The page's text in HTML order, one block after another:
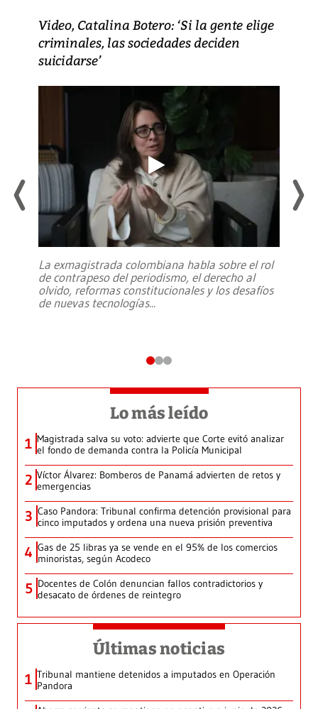
Video, Catalina Botero: ‘Si la gente elige
criminales, las sociedades deciden
suicidarse’
La exmagistrada colombiana habla sobre el rol
de contrapeso del periodismo, el derecho al
olvido, reformas constitucionales y los desafíos
de nuevas tecnologías...
Lo más leído
1 Magistrada salva su voto: advierte que Corte evitó analizar
el fondo de demanda contra la Policía Municipal
2 Víctor Álvarez: Bomberos de Panamá advierten de retos y
emergencias
3 Caso Pandora: Tribunal confirma detención provisional para
cinco imputados y ordena una nueva prisión preventiva
4 Gas de 25 libras ya se vende en el 95% de los comercios
minoristas, según Acodeco
5 Docentes de Colón denuncian fallos contradictorios y
desacato de órdenes de reintegro
Últimas noticias
1 Tribunal mantiene detenidos a imputados en Operación
Pandora